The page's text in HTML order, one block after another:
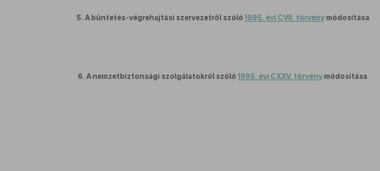
5. A büntetés-végrehajtási szervezetről szóló 1995. évi CVII. törvénymódosítása
6. A nemzetbiztonsági szolgálatokról szóló1995. évi CXXV. törvénymódosítása